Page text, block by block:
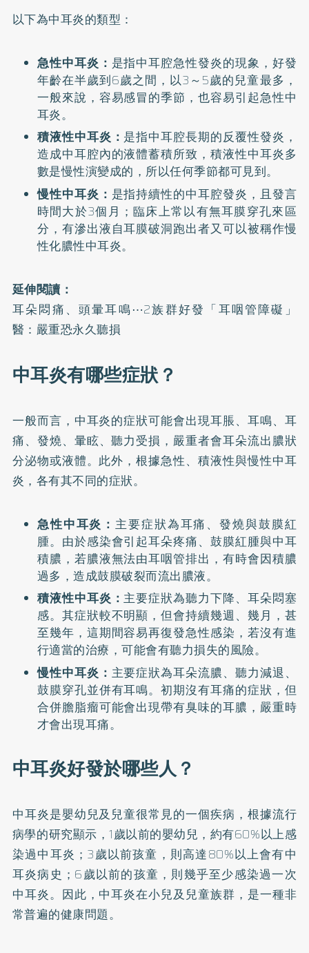
以下為中耳炎的類型：
急性中耳炎： 是指中耳腔急性發炎的現象，好發
年齡在半歲到6歲之間，以3～5歲的兒童最多，
一般來說，容易感冒的季節，也容易引起急性中
耳炎。
積液性中耳炎：是指中耳腔長期的反覆性發炎，
造成中耳腔內的液體蓄積所致，積液性中耳炎多
數是慢性演變成的，所以任何季節都可見到。
慢性中耳炎： 是指持續性的中耳腔發炎，且發言
時間大於3個月；臨床上常以有無耳膜穿孔來區
分，有滲出液自耳膜破洞跑出者又可以被稱作慢
性化膿性中耳炎。
延伸閱讀：
耳朵悶痛、頭暈耳鳴⋯2族群好發「耳咽管障礙」
醫：嚴重恐永久聽損
中耳炎有哪些症狀？
一般而言，中耳炎的症狀可能會出現耳脹、 耳鳴、耳
痛、 發燒、 暈眩、聽力受損，嚴重者會耳朵流出膿狀
分泌物或液體。此外，根據急性、積液性與慢性中耳
炎，各有其不同的症狀。
急性中耳炎：主要症狀為耳痛、發燒與鼓膜紅
腫。由於感染會引起耳朵疼痛、鼓膜紅腫與中耳
積膿，若膿液無法由耳咽管排出，有時會因積膿
過多，造成鼓膜破裂而流出膿液。
積液性中耳炎：主要症狀為聽力下降、耳朵悶塞
感。其症狀較不明顯，但會持續幾週、幾月，甚
至幾年，這期間容易再復發急性感染，若沒有進
行適當的治療，可能會有聽力損失的風險。
慢性中耳炎： 主要症狀為耳朵流膿、聽力減退、
鼓膜穿孔並併有耳鳴。初期沒有耳痛的症狀，但
合併膽脂瘤可能會出現帶有臭味的耳膿，嚴重時
才會出現耳痛。
中耳炎好發於哪些人？
中耳炎是嬰幼兒及兒童很常見的一個疾病，根據流行
病學的研究顯示，1歲以前的嬰幼兒，約有60%以上感
染過中耳炎；3歲以前孩童，則高達80%以上會有中
耳炎病史；6歲以前的孩童，則幾乎至少感染過一次
中耳炎。因此，中耳炎在小兒及兒童族群，是一種非
常普遍的健康問題。